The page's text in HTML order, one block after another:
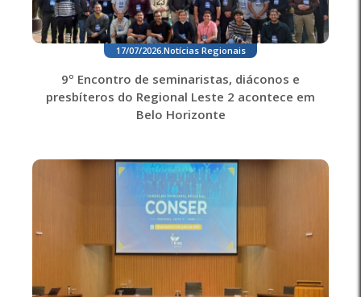
17/07/2026.Notícias Regionais
9º Encontro de seminaristas, diáconos e
presbíteros do Regional Leste 2 acontece em
Belo Horizonte